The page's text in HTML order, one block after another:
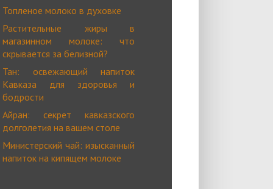
Топленое молоко в духовке
Растительные жиры в
магазинном молоке: что
скрывается за белизной?
Тан: освежающий напиток
Кавказа для здоровья и
бодрости
Айран: секрет кавказского
долголетия на вашем столе
Министерский чай: изысканный
напиток на кипящем молоке